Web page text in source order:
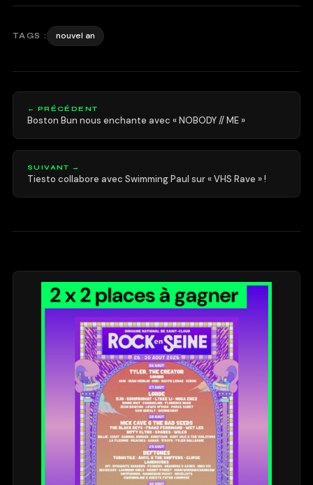
TAGS : nouvel an
← PRÉCÉDENT
Boston Bun nous enchante avec « NOBODY // ME »
SUIVANT →
Tiesto collabore avec Swimming Paul sur « VHS Rave » !